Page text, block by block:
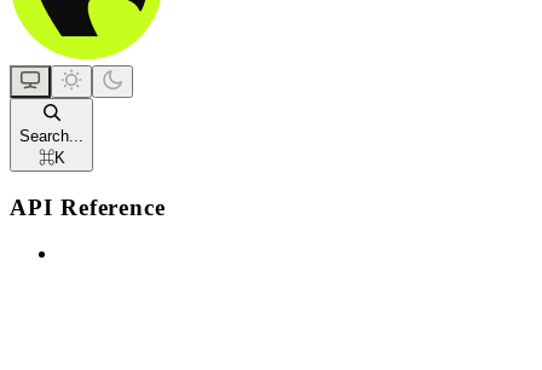
Search...
⌘K
API Reference